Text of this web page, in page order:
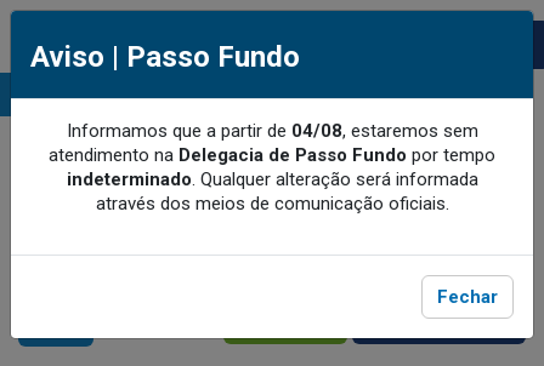
CRQ-V BENEFÍCIOS
Aviso | Passo Fundo
Informamos que a partir de 04/08, estaremos sem
atendimento na Delegacia de Passo Fundo por tempo
indeterminado. Qualquer alteração será informada
através dos meios de comunicação oficiais.
Fechar